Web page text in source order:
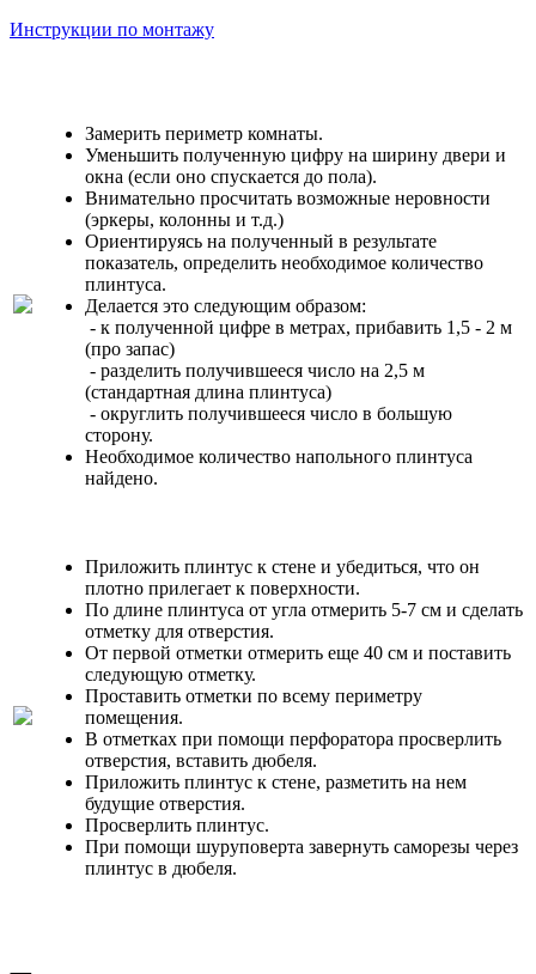
Инструкции по монтажу
Замерить периметр комнаты.
Уменьшить полученную цифру на ширину двери и
окна (если оно спускается до пола).
Внимательно просчитать возможные неровности
(эркеры, колонны и т.д.)
Ориентируясь на полученный в результате
показатель, определить необходимое количество
плинтуса.
Делается это следующим образом:
- к полученной цифре в метрах, прибавить 1,5 - 2 м
(про запас)
- разделить получившееся число на 2,5 м
(стандартная длина плинтуса)
- округлить получившееся число в большую
сторону.
Необходимое количество напольного плинтуса
найдено.
Приложить плинтус к стене и убедиться, что он
плотно прилегает к поверхности.
По длине плинтуса от угла отмерить 5-7 см и сделать
отметку для отверстия.
От первой отметки отмерить еще 40 см и поставить
следующую отметку.
Проставить отметки по всему периметру
помещения.
В отметках при помощи перфоратора просверлить
отверстия, вставить дюбеля.
Приложить плинтус к стене, разметить на нем
будущие отверстия.
Просверлить плинтус.
При помощи шуруповерта завернуть саморезы через
плинтус в дюбеля.